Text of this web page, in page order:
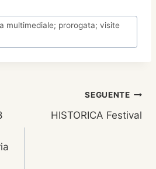
multimediale; prorogata; visite
SEGUENTE
HISTORICA Festival